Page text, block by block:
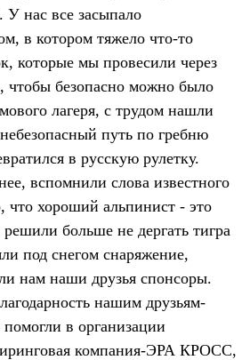
нас все засыпало
в котором тяжело что-то
которые мы провесили через
чтобы безопасно можно было
лагеря, с трудом нашли
путь по гребню
в русскую рулетку.
вспомнили слова известного
что хороший альпинист - это
больше не дергать тигра
под снегом снаряжение,
нам наши друзья спонсоры.
нашим друзьям-
в организации
компания-ЭРА КРОСС,